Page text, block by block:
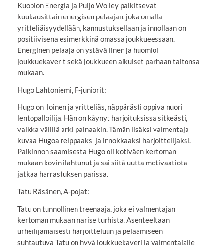
Kuopion Energia ja Puijo Wolley palkitsevat
kuukausittain energisen pelaajan, joka omalla
yritteliäisyydellään, kannustuksellaan ja innollaan on
positiivisena esimerkkinä omassa joukkueessaan.
Energinen pelaaja on ystävällinen ja huomioi
joukkuekaverit sekä joukkueen aikuiset parhaan taitonsa
mukaan.
Hugo Lahtoniemi, F-juniorit:
Hugo on iloinen ja yritteliäs, näppärästi oppiva nuori
lentopalloilija. Hän on käynyt harjoituksissa sitkeästi,
vaikka välillä arki painaakin. Tämän lisäksi valmentaja
kuvaa Hugoa reippaaksi ja innokkaaksi harjoittelijaksi.
Palkinnon saamisesta Hugo oli kotiväen kertoman
mukaan kovin ilahtunut ja sai siitä uutta motivaatiota
jatkaa harrastuksen parissa.
Tatu Räsänen, A-pojat:
Tatu on tunnollinen treenaaja, joka ei valmentajan
kertoman mukaan narise turhista. Asenteeltaan
urheilijamaisesti harjoitteluun ja pelaamiseen
suhtautuva Tatu on hyvä joukkuekaveri ja valmentajalle